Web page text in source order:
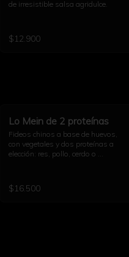
de irresistible salsa agridulce.
$12.900
Lo Mein de 2 proteínas
Fideos chinos a base de huevos,
con vegetales y dos proteínas a
elección: res, pollo, cerdo o
$16.500